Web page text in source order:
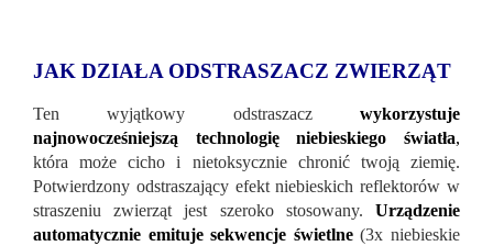
JAK DZIAŁA ODSTRASZACZ ZWIERZĄT
Ten wyjątkowy odstraszacz wykorzystuje
najnowocześniejszą technologię niebieskiego światła,
która może cicho i nietoksycznie chronić twoją ziemię.
Potwierdzony odstraszający efekt niebieskich reflektorów w
straszeniu zwierząt jest szeroko stosowany. Urządzenie
automatycznie emituje sekwencje świetlne(3x niebieskie